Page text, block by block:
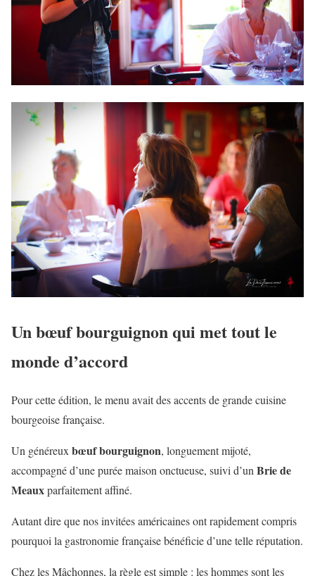
Un bœuf bourguignon qui met tout le
monde d’accord
Pour cette édition, le menu avait des accents de grande cuisine
bourgeoise française.
Un généreuxbœuf bourguignon, longuement mijoté,
accompagné d’une purée maison onctueuse, suivi d’unBrie de
Meauxparfaitement affiné.
Autant dire que nos invitées américaines ont rapidement compris
pourquoi la gastronomie française bénéficie d’une telle réputation.
Chez les Mâchonnes, la règle est simple : les hommes sont les